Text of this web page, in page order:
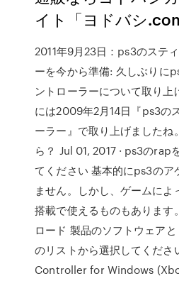
イト「ヨドバシ
2011年9月23日：ps3のステ
ーを今から準備: 久しぶりに
ントローラーについて取り上
には2009年2月14日『ps3の
ーラー』で取り上げましたね
ら？ Jul 01, 2017 · ps3のrap
てください 基本的にps3のア
ません。しかし、ゲームに
搭載で使えるものもあります
ロード 製品のソフトウェア
のリストから選択してくだ
Controller for Windows